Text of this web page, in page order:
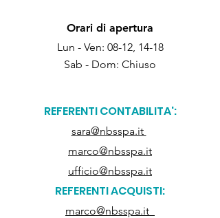
Orari di apertura
Lun - Ven: 08-12, 14-18
Sab - Dom: Chiuso
REFERENTI CONTABILITA':
sara@nbsspa.it
marco@nbsspa.it
ufficio@nbsspa.it
REFERENTI ACQUISTI:
marco@nbsspa.it